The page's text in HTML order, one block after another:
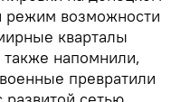
режим возможности
кварталы
напомнили,
превратили